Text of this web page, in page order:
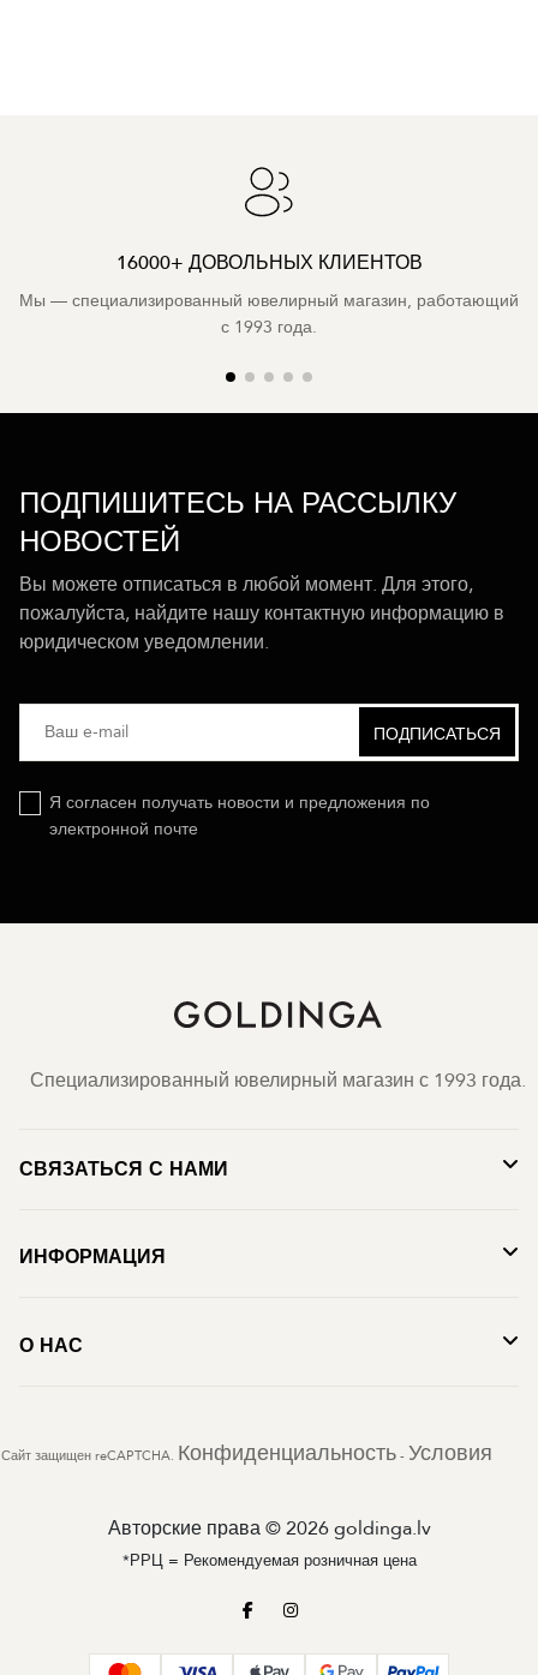
16000+ ДОВОЛЬНЫХ КЛИЕНТОВ
Мы — специализированный ювелирный магазин, работающий
с 1993 года.
ПОДПИШИТЕСЬ НА РАССЫЛКУ
НОВОСТЕЙ
Вы можете отписаться в любой момент. Для этого,
пожалуйста, найдите нашу контактную информацию в
юридическом уведомлении.
Я согласен получать новости и предложения по
электронной почте
Специализированный ювелирный магазин с 1993 года.
СВЯЗАТЬСЯ С НАМИ
ИНФОРМАЦИЯ
О НАС
Сайт защищен reCAPTCHA. Конфиденциальность - Условия
Авторские права © 2026 goldinga.lv
*РРЦ = Рекомендуемая розничная цена